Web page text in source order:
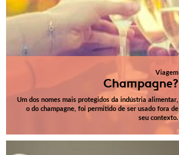
Viagem
Champagne?
Um dos nomes mais protegidos da indústria alimentar,
o do champagne, foi permitido de ser usado fora de
seu contexto.